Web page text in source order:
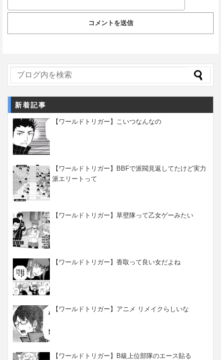
新着記事
【ワールドトリガー】こいつなんなの
【ワールドトリガー】BBFで派閥見返してたけど実力
派エリートって
【ワールドトリガー】草壁隊って乙女ゲーみたい
【ワールドトリガー】香取って良い女だよね
【ワールドトリガー】アニメ リメイクらしいな
【ワールドトリガー】B級上位部隊のエース貼る